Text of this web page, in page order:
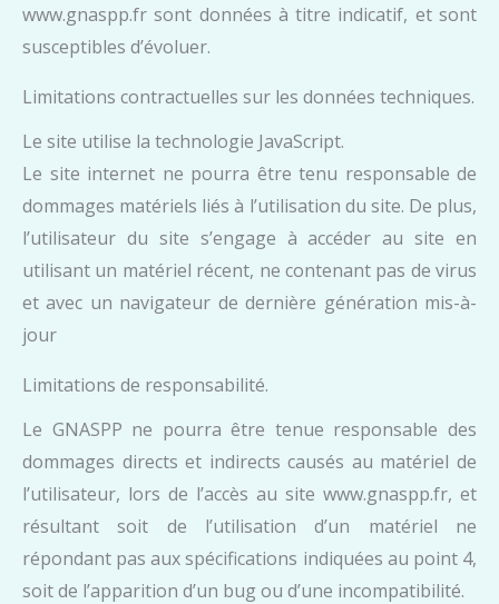
www.gnaspp.fr sont données à titre indicatif, et sont
susceptibles d’évoluer.
Limitations contractuelles sur les données techniques.
Le site utilise la technologie JavaScript.
Le site internet ne pourra être tenu responsable de
dommages matériels liés à l’utilisation du site. De plus,
l’utilisateur du site s’engage à accéder au site en
utilisant un matériel récent, ne contenant pas de virus
et avec un navigateur de dernière génération mis-à-
jour
Limitations de responsabilité.
Le GNASPP ne pourra être tenue responsable des
dommages directs et indirects causés au matériel de
l’utilisateur, lors de l’accès au site www.gnaspp.fr, et
résultant soit de l’utilisation d’un matériel ne
répondant pas aux spécifications indiquées au point 4,
soit de l’apparition d’un bug ou d’une incompatibilité.